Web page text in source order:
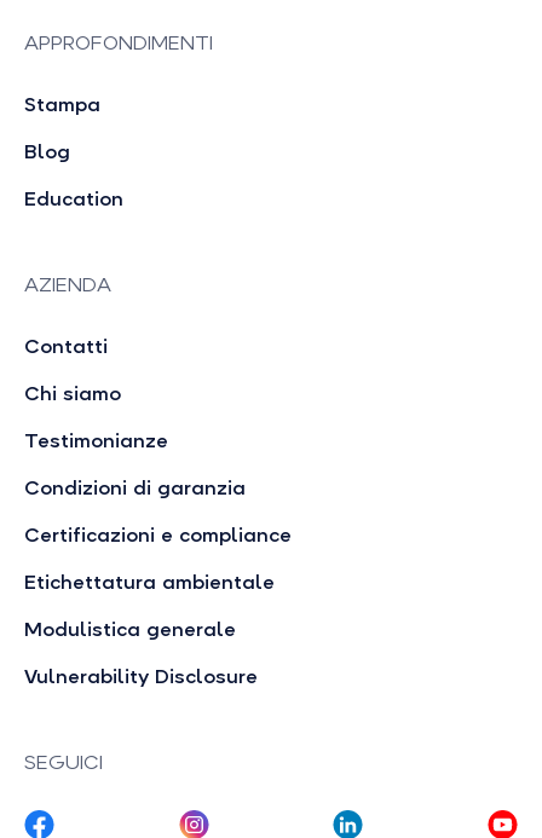
APPROFONDIMENTI
Stampa
Blog
Education
AZIENDA
Contatti
Chi siamo
Testimonianze
Condizioni di garanzia
Certificazioni e compliance
Etichettatura ambientale
Modulistica generale
Vulnerability Disclosure
SEGUICI